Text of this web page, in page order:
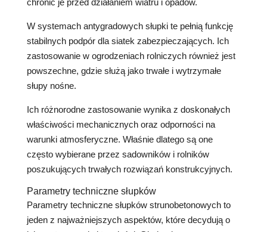
chronić je przed działaniem wiatru i opadów.
W systemach antygradowych słupki te pełnią funkcję
stabilnych podpór dla siatek zabezpieczających. Ich
zastosowanie w ogrodzeniach rolniczych również jest
powszechne, gdzie służą jako trwałe i wytrzymałe
słupy nośne.
Ich różnorodne zastosowanie wynika z doskonałych
właściwości mechanicznych oraz odporności na
warunki atmosferyczne. Właśnie dlatego są one
często wybierane przez sadowników i rolników
poszukujących trwałych rozwiązań konstrukcyjnych.
Parametry techniczne słupków
Parametry techniczne słupków strunobetonowych to
jeden z najważniejszych aspektów, które decydują o